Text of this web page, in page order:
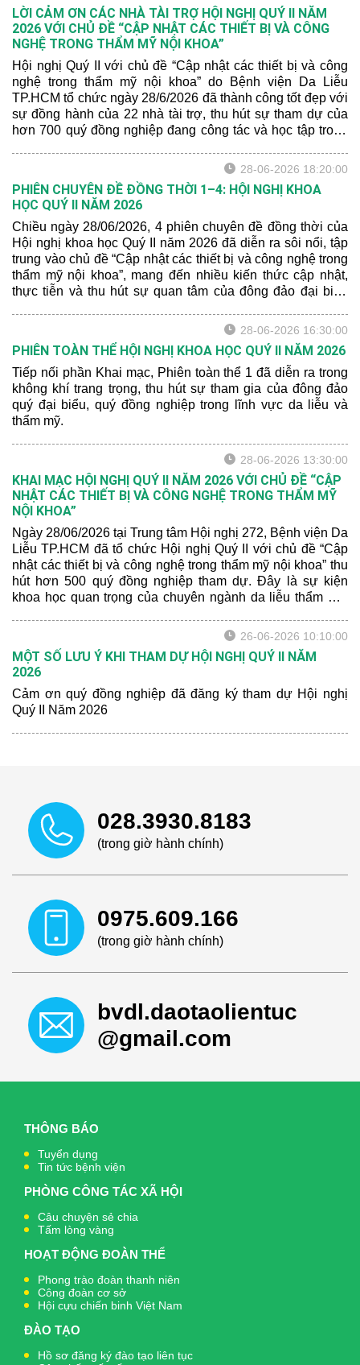
LỜI CẢM ƠN CÁC NHÀ TÀI TRỢ HỘI NGHỊ QUÝ II NĂM
2026 VỚI CHỦ ĐỀ “CẬP NHẬT CÁC THIẾT BỊ VÀ CÔNG
NGHỆ TRONG THẨM MỸ NỘI KHOA”
Hội nghị Quý II với chủ đề “Cập nhật các thiết bị và công
nghệ trong thẩm mỹ nội khoa” do Bệnh viện Da Liễu
TP.HCM tổ chức ngày 28/6/2026 đã thành công tốt đẹp với
sự đồng hành của 22 nhà tài trợ, thu hút sự tham dự của
hơn 700 quý đồng nghiệp đang công tác và học tập trong
28-06-2026 18:20:00
PHIÊN CHUYÊN ĐỀ ĐỒNG THỜI 1–4: HỘI NGHỊ KHOA
HỌC QUÝ II NĂM 2026
Chiều ngày 28/06/2026, 4 phiên chuyên đề đồng thời của
Hội nghị khoa học Quý II năm 2026 đã diễn ra sôi nổi, tập
trung vào chủ đề “Cập nhật các thiết bị và công nghệ trong
thẩm mỹ nội khoa”, mang đến nhiều kiến thức cập nhật,
thực tiễn và thu hút sự quan tâm của đông đảo đại biểu
28-06-2026 16:30:00
PHIÊN TOÀN THỂ HỘI NGHỊ KHOA HỌC QUÝ II NĂM 2026
Tiếp nối phần Khai mạc, Phiên toàn thể 1 đã diễn ra trong
không khí trang trọng, thu hút sự tham gia của đông đảo
quý đại biểu, quý đồng nghiệp trong lĩnh vực da liễu và
thẩm mỹ.
28-06-2026 13:30:00
KHAI MẠC HỘI NGHỊ QUÝ II NĂM 2026 VỚI CHỦ ĐỀ “CẬP
NHẬT CÁC THIẾT BỊ VÀ CÔNG NGHỆ TRONG THẨM MỸ
NỘI KHOA”
Ngày 28/06/2026 tại Trung tâm Hội nghị 272, Bệnh viện Da
Liễu TP.HCM đã tổ chức Hội nghị Quý II với chủ đề “Cập
nhật các thiết bị và công nghệ trong thẩm mỹ nội khoa” thu
hút hơn 500 quý đồng nghiệp tham dự. Đây là sự kiện
khoa học quan trọng của chuyên ngành da liễu thẩm mỹ,
và chia sẻ kinh nghiệm thực hành giữa các cán bộ y tế
trong khu vực.
26-06-2026 10:10:00
MỘT SỐ LƯU Ý KHI THAM DỰ HỘI NGHỊ QUÝ II NĂM
2026
Cảm ơn quý đồng nghiệp đã đăng ký tham dự Hội nghị
Quý II Năm 2026
028.3930.8183
(trong giờ hành chính)
0975.609.166
(trong giờ hành chính)
bvdl.daotaolientuc
@gmail.com
THÔNG BÁO
Tuyển dụng
Tin tức bệnh viện
PHÒNG CÔNG TÁC XÃ HỘI
Câu chuyện sẻ chia
Tấm lòng vàng
HOẠT ĐỘNG ĐOÀN THỂ
Phong trào đoàn thanh niên
Công đoàn cơ sở
Hội cựu chiến binh Việt Nam
ĐÀO TẠO
Hồ sơ đăng ký đào tạo liên tục